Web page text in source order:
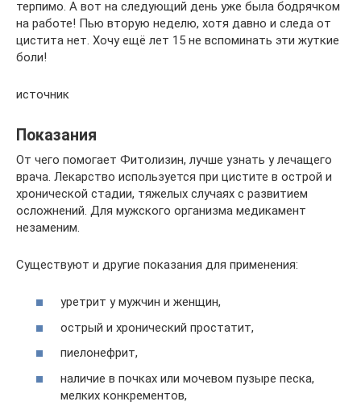
терпимо. А вот на следующий день уже была бодрячком
на работе! Пью вторую неделю, xотя давно и следа от
цистита нет. Xочу ещё лет 15 не вспоминать эти жуткие
боли!
источник
Показания
От чего помогает Фитолизин, лучше узнать у лечащего
врача. Лекарство используется при цистите в острой и
хронической стадии, тяжелых случаях с развитием
осложнений. Для мужского организма медикамент
незаменим.
Существуют и другие показания для применения:
уретрит у мужчин и женщин,
острый и хронический простатит,
пиелонефрит,
наличие в почках или мочевом пузыре песка,
мелких конкрементов,